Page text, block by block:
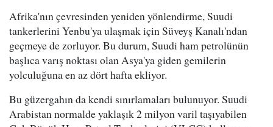
Afrika'nın çevresinden yeniden yönlendirme, Suudi
tankerlerini Yenbu'ya ulaşmak için Süveyş Kanalı'ndan
geçmeye de zorluyor. Bu durum, Suudi ham petrolünün
başlıca varış noktası olan Asya'ya giden gemilerin
yolculuğuna en az dört hafta ekliyor.
Bu güzergahın da kendi sınırlamaları bulunuyor. Suudi
Arabistan normalde yaklaşık 2 milyon varil taşıyabilen